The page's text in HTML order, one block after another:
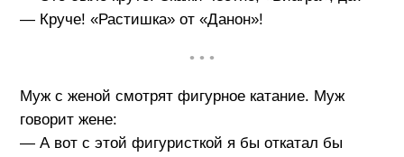
— Круче! «Растишка» от «Данон»!
• • •
Муж с женой смотрят фигурное катание. Муж
говорит жене:
— А вот с этой фигуристкой я бы откатал бы